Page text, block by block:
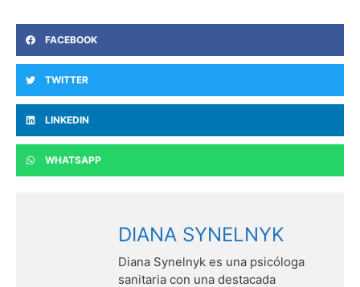
FACEBOOK
TWITTER
LINKEDIN
WHATSAPP
DIANA SYNELNYK
Diana Synelnyk es una psicóloga
sanitaria con una destacada